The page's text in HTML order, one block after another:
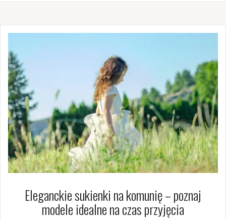
Eleganckie sukienki na komunię – poznaj
modele idealne na czas przyjęcia